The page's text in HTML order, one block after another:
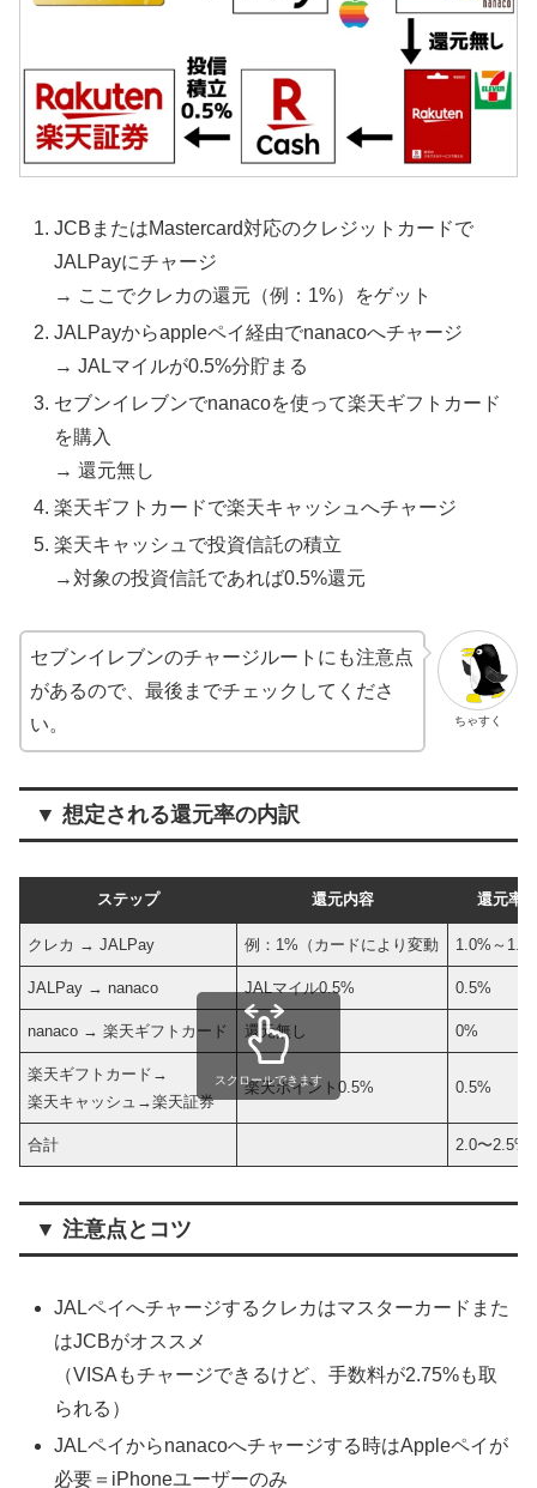
JCBまたはMastercard対応のクレジットカードで
JALPayにチャージ
→ ここでクレカの還元（例：1%）をゲット
JALPayからappleペイ経由でnanacoへチャージ
→ JALマイルが0.5%分貯まる
セブンイレブンでnanacoを使って楽天ギフトカード
を購入
→ 還元無し
楽天ギフトカードで楽天キャッシュへチャージ
楽天キャッシュで投資信託の積立
→対象の投資信託であれば0.5%還元
ちゃすく
セブンイレブンのチャージルートにも注意点
があるので、最後までチェックしてくださ
い。
▼ 想定される還元率の内訳
ステップ 還元内容 還元率
クレカ → JALPay 例：1%（カードにより変動 1.0%～
JALPay → nanaco JALマイル0.5% 0.5%
nanaco → 楽天ギフトカード 還元無し 0%
楽天ギフトカード→
楽天キャッシュ→楽天証券
楽天ポイント0.5% 0.5%
合計 2.0〜2.5%
スクロールできます
▼ 注意点とコツ
JALペイへチャージするクレカはマスターカードまた
はJCBがオススメ
（VISAもチャージできるけど、手数料が2.75%も取
られる）
JALペイからnanacoへチャージする時はAppleペイが
必要＝iPhoneユーザーのみ